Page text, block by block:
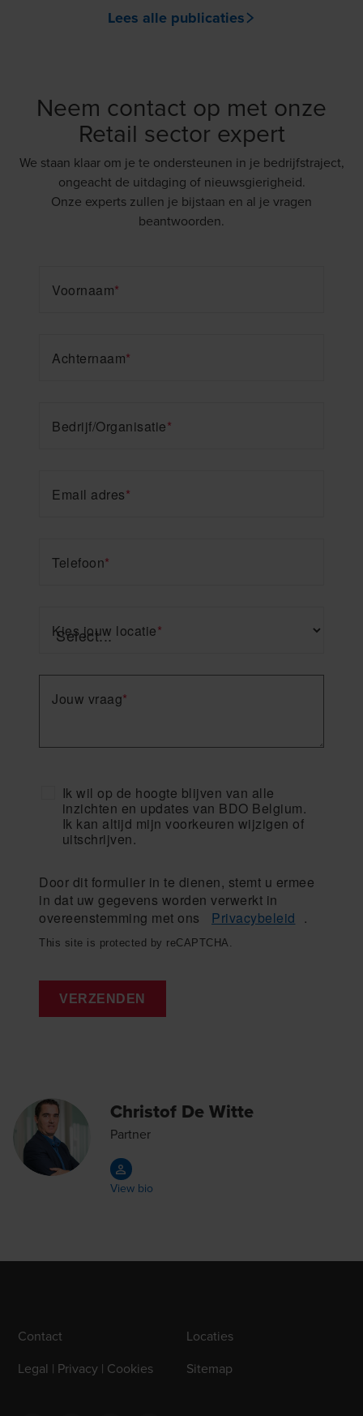
Lees alle publicaties
Neem contact op met onze
Retail sector expert
We staan klaar om je te ondersteunen in je bedrijfstraject,
ongeacht de uitdaging of nieuwsgierigheid.
Onze experts zullen je bijstaan en al je vragen
beantwoorden.
*
Voornaam
*
Achternaam
*
Bedrijf/Organisatie
*
Email adres
*
Telefoon
*
Kies jouw locatie
*
Jouw vraag
Ik wil op de hoogte blijven van alle
inzichten en updates van BDO Belgium.
Ik kan altijd mijn voorkeuren wijzigen of
uitschrijven.
Door dit formulier in te dienen, stemt u ermee
in dat uw gegevens worden verwerkt in
overeenstemming met ons
Privacybeleid .
This site is protected by reCAPTCHA.
VERZENDEN
Christof De Witte
Partner
View bio
Contact
Locaties
Legal | Privacy | Cookies
Sitemap